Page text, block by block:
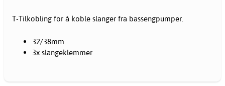
T-Tilkobling for å koble slanger fra bassengpumper.
32/38mm
3x slangeklemmer